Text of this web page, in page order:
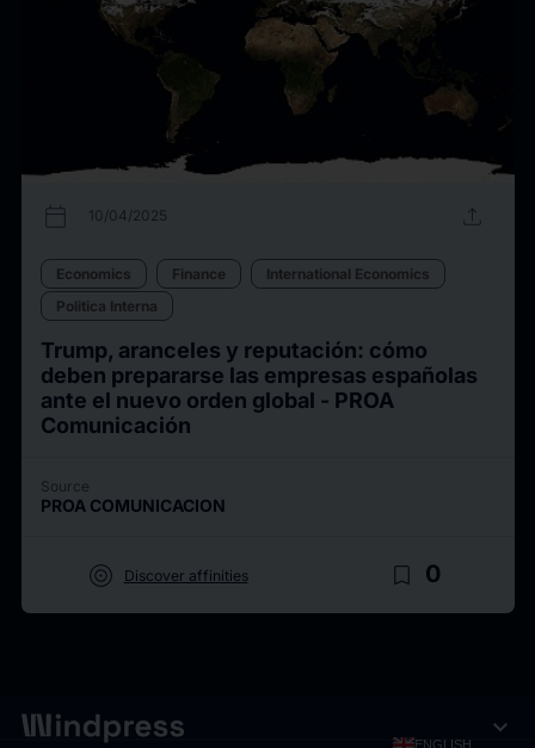
calendar_today 10/04/2025 upload
Economics Finance
International Economics
Politica Interna
Trump, aranceles y reputación: cómo
deben prepararse las empresas españolas
ante el nuevo orden global - PROA
Comunicación
Source
PROA COMUNICACION
target Discover affinities bookmark_border 0
ENGLISH expand_more